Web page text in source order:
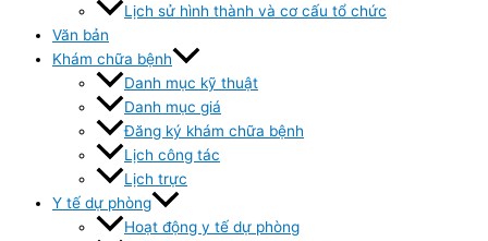
Lịch sử hình thành và cơ cấu tổ chức
Văn bản
Khám chữa bệnh
Danh mục kỹ thuật
Danh mục giá
Đăng ký khám chữa bệnh
Lịch công tác
Lịch trực
Y tế dự phòng
Hoạt động y tế dự phòng